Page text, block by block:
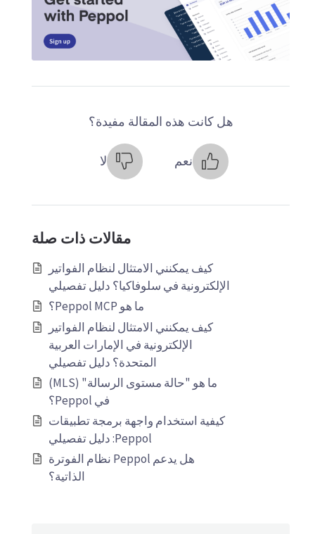
هل كانت هذه المقالة مفيدة؟
نعم لا
مقالات ذات صلة
كيف يمكنني الامتثال لنظام الفواتير
الإلكترونية في سلوفاكيا؟ دليل تفصيلي
ما هو Peppol MCP؟
كيف يمكنني الامتثال لنظام الفواتير
الإلكترونية في الإمارات العربية
المتحدة؟ دليل تفصيلي
ما هو "حالة مستوى الرسالة" (MLS)
في Peppol؟
كيفية استخدام واجهة برمجة تطبيقات
Peppol: دليل تفصيلي
هل يدعم Peppol نظام الفوترة
الذاتية؟